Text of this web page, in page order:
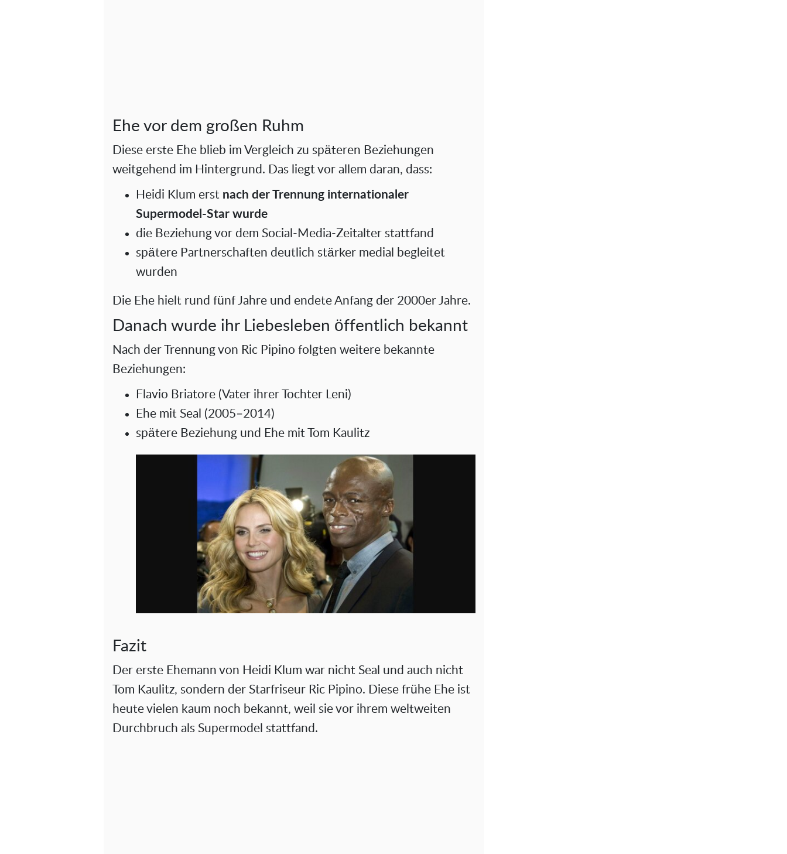
Ehe vor dem großen Ruhm
Diese erste Ehe blieb im Vergleich zu späteren Beziehungen
weitgehend im Hintergrund. Das liegt vor allem daran, dass:
Heidi Klum erst nach der Trennung internationaler
Supermodel-Star wurde
die Beziehung vor dem Social-Media-Zeitalter stattfand
spätere Partnerschaften deutlich stärker medial begleitet
wurden
Die Ehe hielt rund fünf Jahre und endete Anfang der 2000er Jahre.
Danach wurde ihr Liebesleben öffentlich bekannt
Nach der Trennung von Ric Pipino folgten weitere bekannte
Beziehungen:
Flavio Briatore (Vater ihrer Tochter Leni)
Ehe mit Seal (2005–2014)
spätere Beziehung und Ehe mit Tom Kaulitz
Fazit
Der erste Ehemann von Heidi Klum war nicht Seal und auch nicht
Tom Kaulitz, sondern der Starfriseur Ric Pipino. Diese frühe Ehe ist
heute vielen kaum noch bekannt, weil sie vor ihrem weltweiten
Durchbruch als Supermodel stattfand.